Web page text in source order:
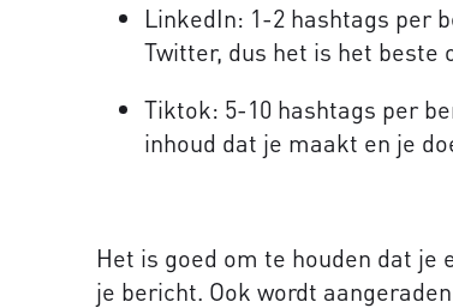
LinkedIn: 1-2 hashtags per
Twitter, dus het is het beste
Tiktok: 5-10 hashtags per
inhoud dat je maakt en je
Het is goed om te houden dat
je bericht. Ook wordt